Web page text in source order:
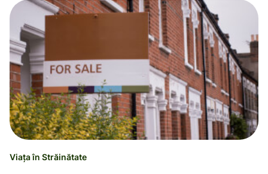
Viața în Străinătate